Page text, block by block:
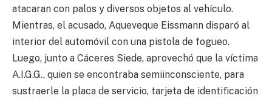
atacaran con palos y diversos objetos al vehículo.
Mientras, el acusado, Aqueveque Eissmann disparó al
interior del automóvil con una pistola de fogueo.
Luego, junto a Cáceres Siede, aprovechó que la víctima
A.I.G.G., quien se encontraba semiinconsciente, para
sustraerle la placa de servicio, tarjeta de identificación